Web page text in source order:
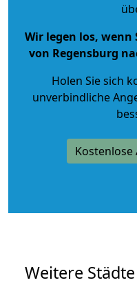
Wir legen los, wenn
von Regensburg
Holen Sie sich
unverbindliche
Weitere